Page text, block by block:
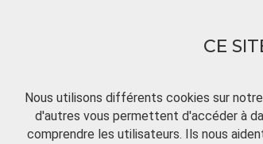
À PROPOS TÉLÉCHARGER
CE
Nous utilisons différents cookies sur
d'autres vous permettent d'accéder à
comprendre les utilisateurs. Ils nous